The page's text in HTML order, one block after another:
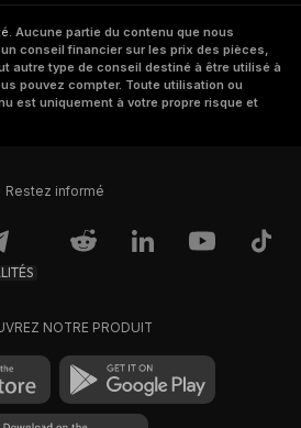
. Aucune partie du contenu que nous
conseil financier sur les prix des pièces,
autre type de conseil destiné à être utilisé à
pouvez compter. Toute utilisation ou
est uniquement à votre propre risque et
Restez informé
NOTRE PRODUIT